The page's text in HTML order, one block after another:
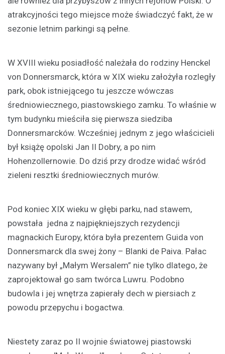
atrakcyjności tego miejsce może świadczyć fakt, że w
sezonie letnim parkingi są pełne.
W XVIII wieku posiadłość należała do rodziny Henckel
von Donnersmarck, która w XIX wieku założyła rozległy
park, obok istniejącego tu jeszcze wówczas
średniowiecznego, piastowskiego zamku. To właśnie w
tym budynku mieściła się pierwsza siedziba
Donnersmarcków. Wcześniej jednym z jego właścicieli
był książę opolski Jan II Dobry, a po nim
Hohenzollernowie. Do dziś przy drodze widać wśród
zieleni resztki średniowiecznych murów.
Pod koniec XIX wieku w głębi parku, nad stawem,
powstała jedna z najpiękniejszych rezydencji
magnackich Europy, która była prezentem Guida von
Donnersmarck dla swej żony – Blanki de Paiva. Pałac
nazywany był „Małym Wersalem” nie tylko dlatego, że
zaprojektował go sam twórca Luwru. Podobno
budowla i jej wnętrza zapierały dech w piersiach z
powodu przepychu i bogactwa.
Niestety zaraz po II wojnie światowej piastowski